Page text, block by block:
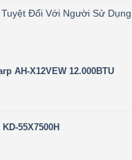
Đối Với Người Sử Dụng
AH-X12VEW 12.000BTU
55X7500H